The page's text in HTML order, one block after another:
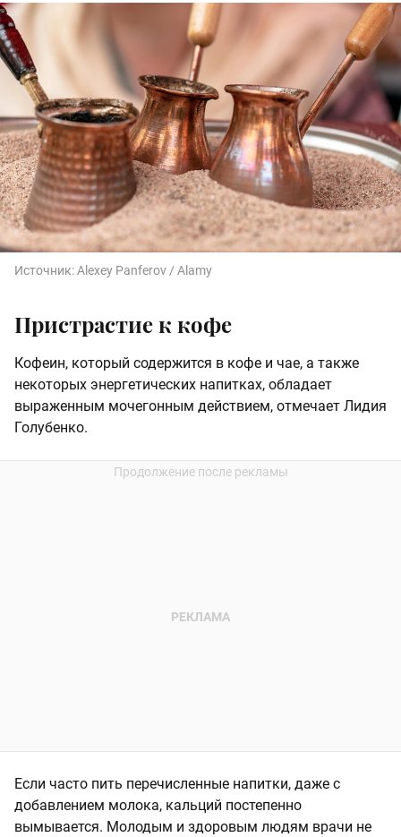
Источник:Alexey Panferov / Alamy
Пристрастие к кофе
Кофеин, который содержится в кофе и чае, а также
некоторых энергетических напитках, обладает
выраженным мочегонным действием, отмечает Лидия
Голубенко.
Если часто пить перечисленные напитки, даже с
добавлением молока, кальций постепенно
вымывается. Молодым и здоровым людям врачи не